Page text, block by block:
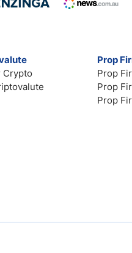
Crypto
Prop
Prop
Prop
Prop